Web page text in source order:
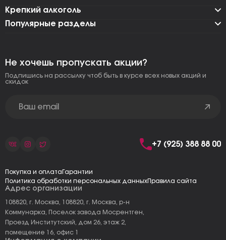
Крепкий алкоголь
Популярные разделы
Адрес организации
108820, г. Москва, 108820, г. Москва, р-н
Коммунарка, Поселок завода Мосрентген,
Проезд Институтский, дом 26, этаж 2,
помещение 16, офис 1
Не хочешь пропускать акции?
Подпишись на рассылку чтоб быть в курсе всех новых акций и
скидок
+7 (925) 388 88 00
Покупка и оплата Гарантии
Политика обработки персональных данныхПравила сайта